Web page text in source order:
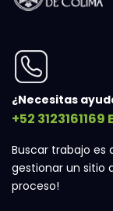
¿Necesitas
+52 3123161169
Buscar trabajo es
gestionar un sitio
proceso!